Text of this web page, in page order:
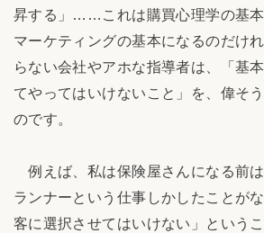
昇する」……これは購買心理学の基
マーケティングの基本になるのだけ
らない会社やアホな指導者は、「基
てやってはいけないこと」を、偉そ
のです。
例えば、私は保険屋さんになる前
ランナーという仕事しかしたことが
客に選択させてはいけない」という